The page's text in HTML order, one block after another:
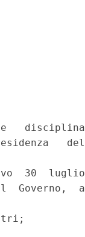
disciplina
del
30  luglio
Governo,  a